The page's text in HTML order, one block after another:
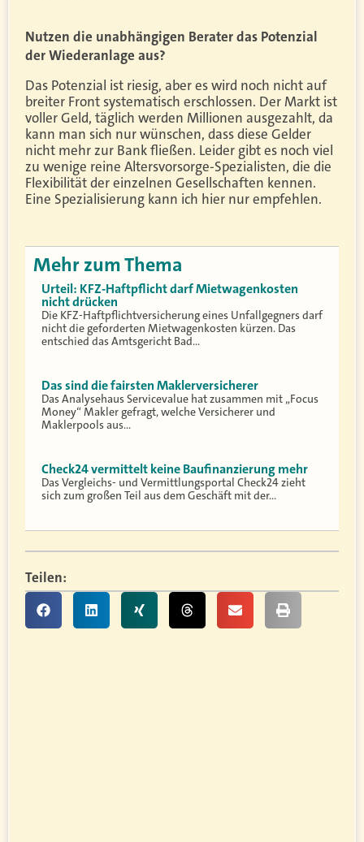
Nutzen die unabhängigen Berater das Potenzial
der Wiederanlage aus?
Das Potenzial ist riesig, aber es wird noch nicht auf
breiter Front systematisch erschlossen. Der Markt ist
voller Geld, täglich werden Millionen ausgezahlt, da
kann man sich nur wünschen, dass diese Gelder
nicht mehr zur Bank fließen. Leider gibt es noch viel
zu wenige reine Altersvorsorge-Spezialisten, die die
Flexibilität der einzelnen Gesellschaften kennen.
Eine Spezialisierung kann ich hier nur empfehlen.
Mehr zum Thema
Urteil: KFZ-Haftpflicht darf Mietwagenkosten
nicht drücken
Die KFZ-Haftpflichtversicherung eines Unfallgegners darf
nicht die geforderten Mietwagenkosten kürzen. Das
entschied das Amtsgericht Bad…
Das sind die fairsten Maklerversicherer
Das Analysehaus Servicevalue hat zusammen mit „Focus
Money“ Makler gefragt, welche Versicherer und
Maklerpools aus…
Check24 vermittelt keine Baufinanzierung mehr
Das Vergleichs- und Vermittlungsportal Check24 zieht
sich zum großen Teil aus dem Geschäft mit der…
Teilen: